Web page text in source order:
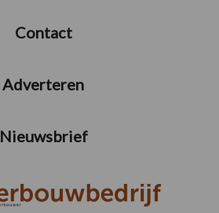
Contact
Adverteren
Nieuwsbrief